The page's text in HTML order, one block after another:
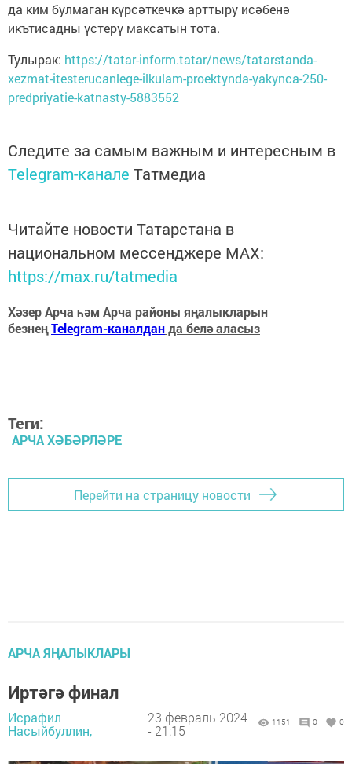
да ким булмаган күрсәткечкә арттыру исәбенә
икътисадны үстерү максатын тота.
Тулырак: https://tatar-inform.tatar/news/tatarstanda-
xezmat-itesterucanlege-ilkulam-proektynda-yakynca-250-
predpriyatie-katnasty-5883552
Следите за самым важным и интересным в
Telegram-канале Татмедиа
Читайте новости Татарстана в
национальном мессенджере MАХ:
https://max.ru/tatmedia
Хәзер Арча һәм Арча районы яңалыкларын
безнеңTelegram-каналданда белә аласыз
Теги:
АРЧА ХӘБӘРЛӘРЕ
Перейти на страницу новости
АРЧА ЯҢАЛЫКЛАРЫ
Иртәгә финал
Исрафил
Насыйбуллин,
23 февраль 2024
- 21:15
1151 0 0